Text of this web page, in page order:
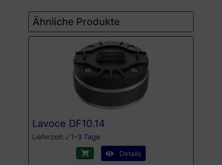
Ähnliche Produkte
Lavoce DF10.14
Lieferzeit:
1-3 Tage
Details